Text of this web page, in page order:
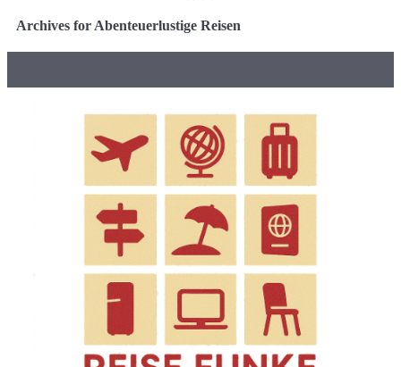
Archives for Abenteuerlustige Reisen